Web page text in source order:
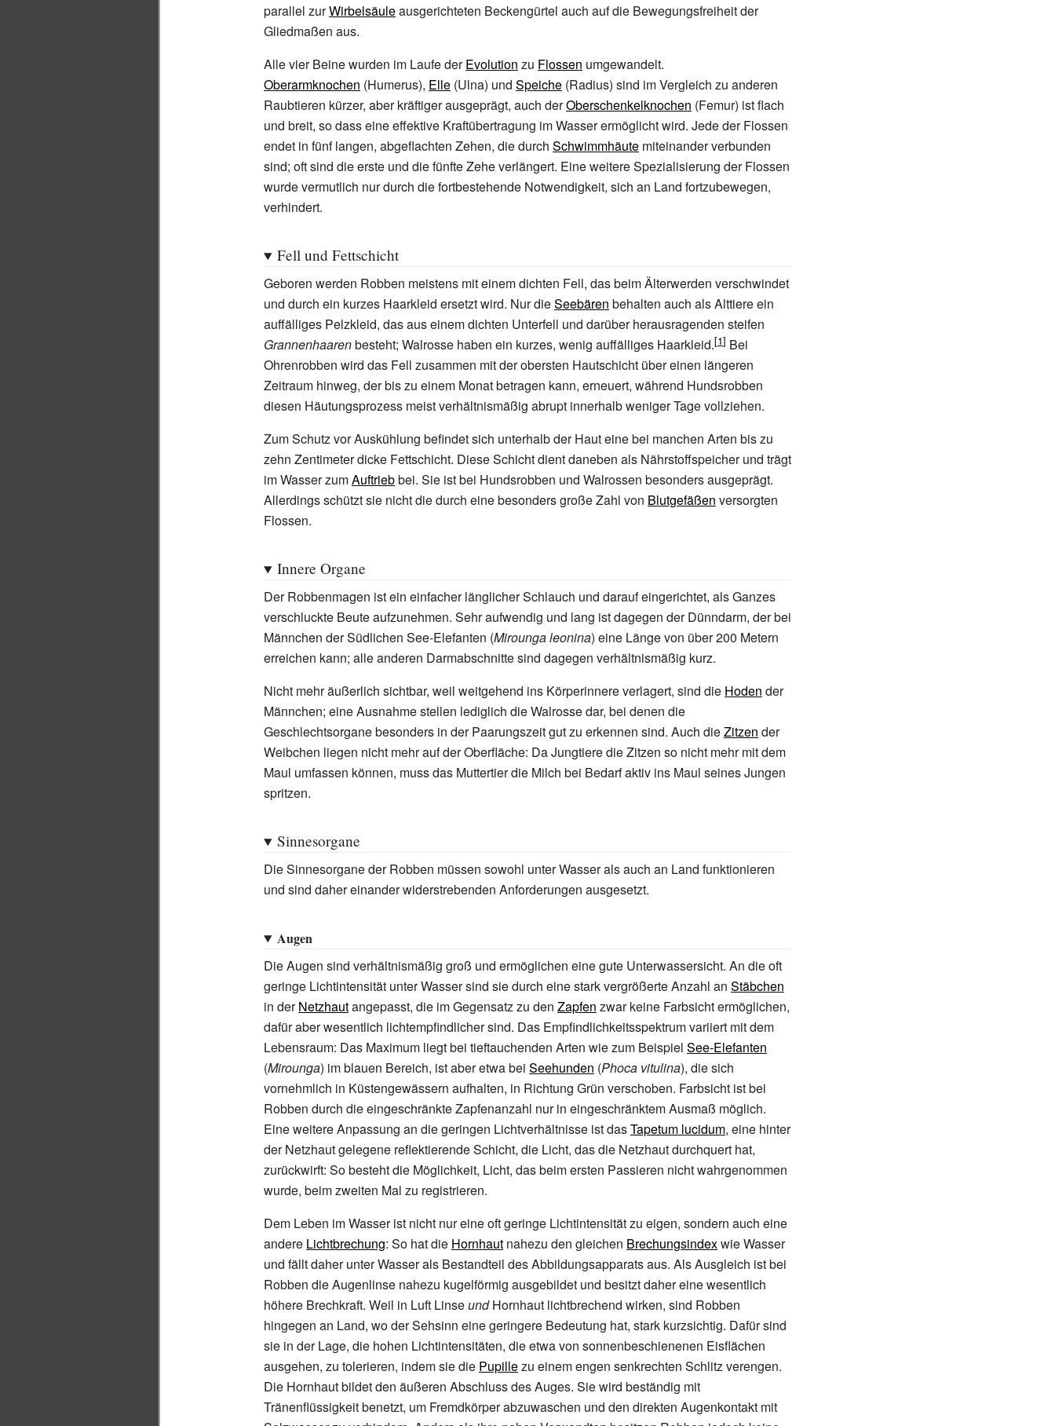
parallel zurWirbelsäuleausgerichteten Beckengürtel auch auf die Bewegungsfreiheit der
Gliedmaßen aus.
Alle vier Beine wurden im Laufe derEvolution zu Flossen umgewandelt.
Oberarmknochen (Humerus), Elle (Ulna) und Speiche (Radius) sind im Vergleich zu anderen
Raubtieren kürzer, aber kräftiger ausgeprägt, auch derOberschenkelknochen (Femur) ist flach
und breit, so dass eine effektive Kraftübertragung im Wasser ermöglicht wird. Jede der Flossen
endet in fünf langen, abgeflachten Zehen, die durch Schwimmhäute miteinander verbunden
sind; oft sind die erste und die fünfte Zehe verlängert. Eine weitere Spezialisierung der Flossen
wurde vermutlich nur durch die fortbestehende Notwendigkeit, sich an Land fortzubewegen,
verhindert.
Fell und Fettschicht
Geboren werden Robben meistens mit einem dichten Fell, das beim Älterwerden verschwindet
und durch ein kurzes Haarkleid ersetzt wird. Nur dieSeebären behalten auch als Alttiere ein
auffälliges Pelzkleid, das aus einem dichten Unterfell und darüber herausragenden steifen
Grannenhaarenbesteht; Walrosse haben ein kurzes, wenig auffälliges Haarkleid.
Bei
Ohrenrobben wird das Fell zusammen mit der obersten Hautschicht über einen längeren
Zeitraum hinweg, der bis zu einem Monat betragen kann, erneuert, während Hundsrobben
diesen Häutungsprozess meist verhältnismäßig abrupt innerhalb weniger Tage vollziehen.
Zum Schutz vor Auskühlung befindet sich unterhalb der Haut eine bei manchen Arten bis zu
zehn Zentimeter dicke Fettschicht. Diese Schicht dient daneben als Nährstoffspeicher und trägt
im Wasser zumAuftriebbei. Sie ist bei Hundsrobben und Walrossen besonders ausgeprägt.
Allerdings schützt sie nicht die durch eine besonders große Zahl von Blutgefäßen versorgten
Flossen.
Innere Organe
Der Robbenmagen ist ein einfacher länglicher Schlauch und darauf eingerichtet, als Ganzes
verschluckte Beute aufzunehmen. Sehr aufwendig und lang ist dagegen der Dünndarm, der bei
Männchen der Südlichen See-Elefanten (Mirounga leonina) eine Länge von über 200 Metern
erreichen kann; alle anderen Darmabschnitte sind dagegen verhältnismäßig kurz.
Nicht mehr äußerlich sichtbar, weil weitgehend ins Körperinnere verlagert, sind die Hoden der
Männchen; eine Ausnahme stellen lediglich die Walrosse dar, bei denen die
Geschlechtsorgane besonders in der Paarungszeit gut zu erkennen sind. Auch dieZitzen der
Weibchen liegen nicht mehr auf der Oberfläche: Da Jungtiere die Zitzen so nicht mehr mit dem
Maul umfassen können, muss das Muttertier die Milch bei Bedarf aktiv ins Maul seines Jungen
spritzen.
Sinnesorgane
Die Sinnesorgane der Robben müssen sowohl unter Wasser als auch an Land funktionieren
und sind daher einander widerstrebenden Anforderungen ausgesetzt.
Augen
Die Augen sind verhältnismäßig groß und ermöglichen eine gute Unterwassersicht. An die oft
geringe Lichtintensität unter Wasser sind sie durch eine stark vergrößerte Anzahl an Stäbchen
in derNetzhautangepasst, die im Gegensatz zu den Zapfen zwar keine Farbsicht ermöglichen,
dafür aber wesentlich lichtempfindlicher sind. Das Empfindlichkeitsspektrum variiert mit dem
Lebensraum: Das Maximum liegt bei tieftauchenden Arten wie zum Beispiel See-Elefanten
(Mirounga) im blauen Bereich, ist aber etwa bei Seehunden (Phoca vitulina), die sich
vornehmlich in Küstengewässern aufhalten, in Richtung Grün verschoben. Farbsicht ist bei
Robben durch die eingeschränkte Zapfenanzahl nur in eingeschränktem Ausmaß möglich.
Eine weitere Anpassung an die geringen Lichtverhältnisse ist dasTapetum lucidum, eine hinter
der Netzhaut gelegene reflektierende Schicht, die Licht, das die Netzhaut durchquert hat,
zurückwirft: So besteht die Möglichkeit, Licht, das beim ersten Passieren nicht wahrgenommen
wurde, beim zweiten Mal zu registrieren.
Dem Leben im Wasser ist nicht nur eine oft geringe Lichtintensität zu eigen, sondern auch eine
andere Lichtbrechung: So hat die Hornhaut nahezu den gleichen Brechungsindexwie Wasser
und fällt daher unter Wasser als Bestandteil des Abbildungsapparats aus. Als Ausgleich ist bei
Robben die Augenlinse nahezu kugelförmig ausgebildet und besitzt daher eine wesentlich
höhere Brechkraft. Weil in Luft LinseundHornhaut lichtbrechend wirken, sind Robben
hingegen an Land, wo der Sehsinn eine geringere Bedeutung hat, stark kurzsichtig. Dafür sind
sie in der Lage, die hohen Lichtintensitäten, die etwa von sonnenbeschienenen Eisflächen
ausgehen, zu tolerieren, indem sie die Pupillezu einem engen senkrechten Schlitz verengen.
Die Hornhaut bildet den äußeren Abschluss des Auges. Sie wird beständig mit
Tränenflüssigkeit benetzt, um Fremdkörper abzuwaschen und den direkten Augenkontakt mit